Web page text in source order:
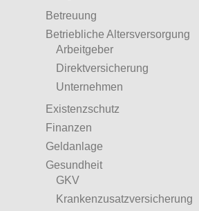
Betreuung
Betriebliche Altersversorgung
Arbeitgeber
Direktversicherung
Unternehmen
Existenzschutz
Finanzen
Geldanlage
Gesundheit
GKV
Krankenzusatzversicherung